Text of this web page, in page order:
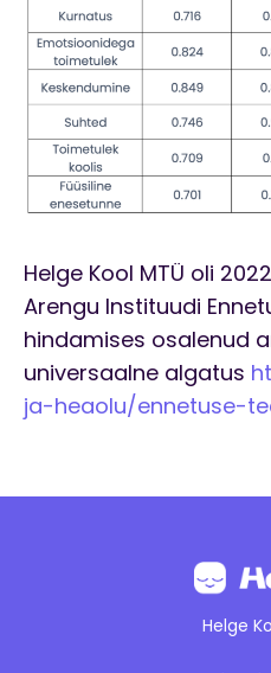
Helge Kool MTÜ oli
Arengu Instituudi
hindamises osalenud
universaalne algatus
ja-heaolu/ennetuse-
Helge